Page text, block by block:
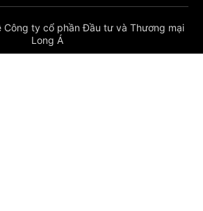
Công ty cổ phần Đầu tư và Thương mại
Long Á